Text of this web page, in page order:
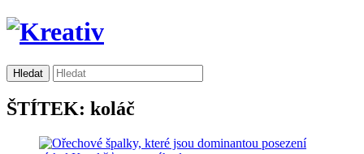
ŠTÍTEK: koláč